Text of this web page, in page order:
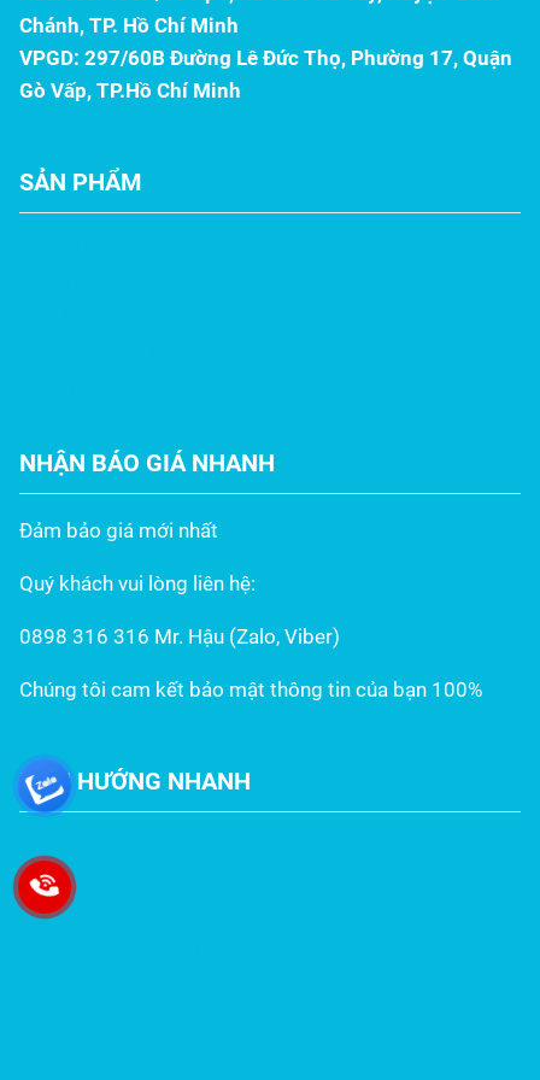
Chánh, TP. Hồ Chí Minh
VPGD: 297/60B Đường Lê Đức Thọ, Phường 17, Quận
Gò Vấp, TP.Hồ Chí Minh
SẢN PHẨM
NHẬN BÁO GIÁ NHANH
Đảm bảo giá mới nhất
Quý khách vui lòng liên hệ:
0898 316 316 Mr. Hậu (Zalo, Viber)
Chúng tôi cam kết bảo mật thông tin của bạn 100%
ĐIỀU HƯỚNG NHANH
Giới thiệu
Sản phẩm